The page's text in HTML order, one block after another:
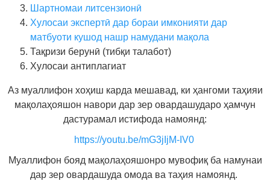
Шартномаи литсензионӣ
Хулосаи экспертӣ дар бораи имконияти дар
матбуоти кушод нашр намудани мақола
Тақризи берунӣ (тибқи талабот)
Хулосаи антиплагиат
Аз муаллифон хоҳиш карда мешавад, ки ҳангоми таҳияи
мақолаҳояшон навори дар зер овардашударо ҳамчун
дастурамал истифода намоянд:
https://youtu.be/mG3jIjM-IV0
Муаллифон бояд мақолаҳояшонро мувофиқ ба намунаи
дар зер овардашуда омода ва таҳия намоянд.